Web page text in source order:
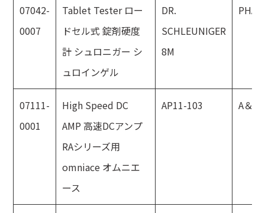
07042-
0007
Tablet Tester ロー
ドセル式 錠剤硬度
計 シュロニガー シ
ュロインゲル
DR.
SCHLEUNIGER
8M
07111-
0001
High Speed DC
AMP 高速DCアンプ
RAシリーズ用
omniace オムニエ
ース
AP11-103 A＆D